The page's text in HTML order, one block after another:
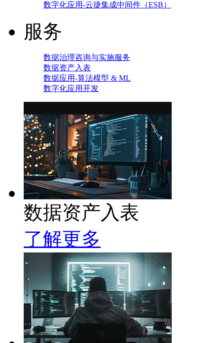
数字化应用-云捷集成中间件（ESB）
服务
数据治理咨询与实施服务
数据资产入表
数据应用-算法模型 & ML
数字化应用开发
数据资产入表
了解更多